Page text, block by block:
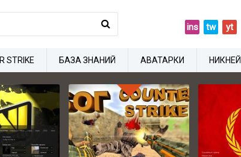
ins tw yt
STRIKE БАЗА ЗНАНИЙ АВАТАРКИ